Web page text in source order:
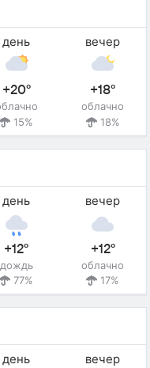
день
+20°
15%
вечер
+18°
облачно
18%
день
+12°
дождь
77%
вечер
+12°
облачно
17%
день вечер